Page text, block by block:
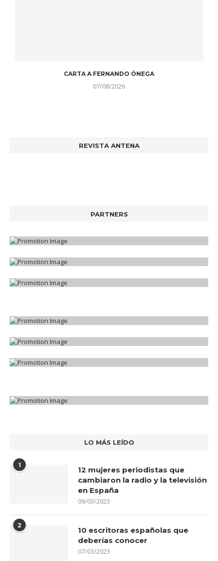
CARTA A FERNANDO ÓNEGA
07/08/2026
REVISTA ANTENA
PARTNERS
LO MÁS LEÍDO
1
12 mujeres periodistas que
cambiaron la radio y la televisión
en España
09/03/2023
2
10 escritoras españolas que
deberías conocer
07/03/2023